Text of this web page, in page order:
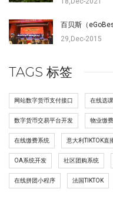
百贝斯（
29,Dec-2015
TAGS 标签
网站数字货币支付接口 在线选
数字货币交易平台开发 物业缴
在线缴费系统 意大利TIKTOK直
OA系统开发 社区团购系统
在线拼团小程序 法国TIKTOK